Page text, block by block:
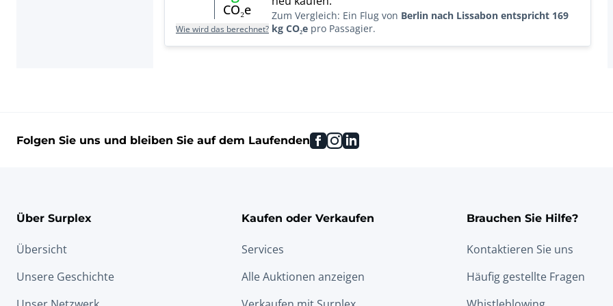
CO₂e
Wie wird das berechnet?
Zum Vergleich: Ein Flug von Berlin nach Lissabon entspricht 169
kg CO₂e pro Passagier.
Folgen Sie uns und bleiben Sie auf dem Laufenden facebook
instagram
linkedin
Über Surplex
Übersicht
Unsere Geschichte
Kaufen oder Verkaufen
Services
Alle Auktionen anzeigen
Brauchen Sie Hilfe?
Kontaktieren Sie uns
Häufig gestellte Fragen